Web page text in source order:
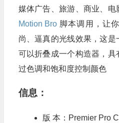
媒体广告、旅游、商业、
Motion Bro脚本调用，让
尚、逼真的光线效果，这是
可以折叠成一个构造器，具
过色调和饱和度控制颜色
信息：
版 本：Premier Pro